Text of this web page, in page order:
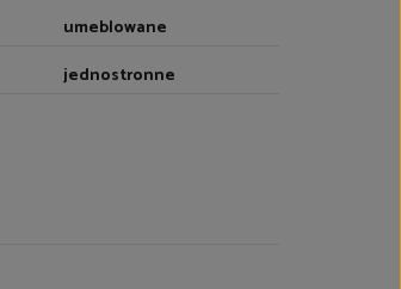
umeblowane
jednostronne